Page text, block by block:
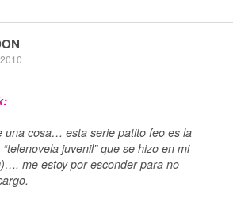
una cosa… esta serie patito feo es la
juvenil” que se hizo en mi
me estoy por esconder para no